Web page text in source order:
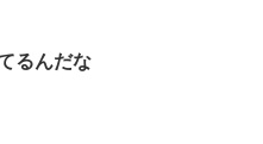
るんだな